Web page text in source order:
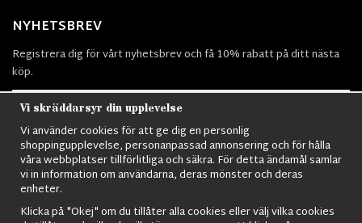
NYHETSBREV
Registrera dig för vårt nyhetsbrev och få 10% rabatt på ditt nästa
köp.
Prenumerera
Vi skräddarsyr din upplevelse
Vi använder cookies för att ge dig en personlig
shoppingupplevelse, personanpassad annonsering och för hålla
våra webbplatser tillförlitliga och säkra. För detta ändamål samlar
vi in information om användarna, deras mönster och deras
enheter.
Klicka på "Okej" om du tillåter alla cookies eller välj vilka cookies